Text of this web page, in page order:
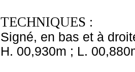
TECHNIQUES :
Signé, en bas et à
H. 00,930m ; L.